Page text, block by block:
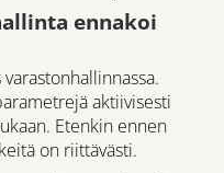
ennakoi
aktiivisesti
Etenkin ennen
on riittävästi.